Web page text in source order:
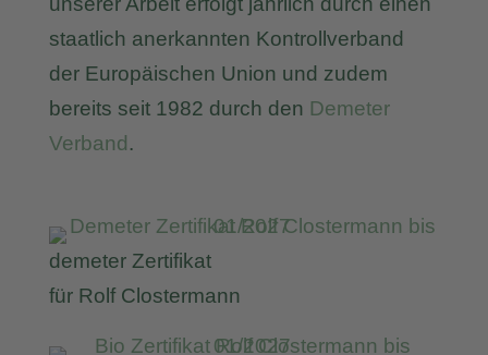
staatlich anerkannten Kontrollverband
der Europäischen Union und zudem
bereits seit 1982 durch den Demeter
Verband .
demeter Zertifikat
für Rolf Clostermann